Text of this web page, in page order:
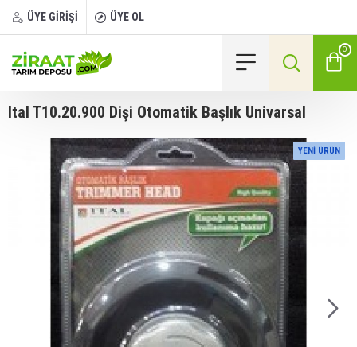
ÜYE GİRİŞİ ÜYE OL
0
Ital T10.20.900 Dişi Otomatik Başlık Univarsal
YENI ÜRÜN